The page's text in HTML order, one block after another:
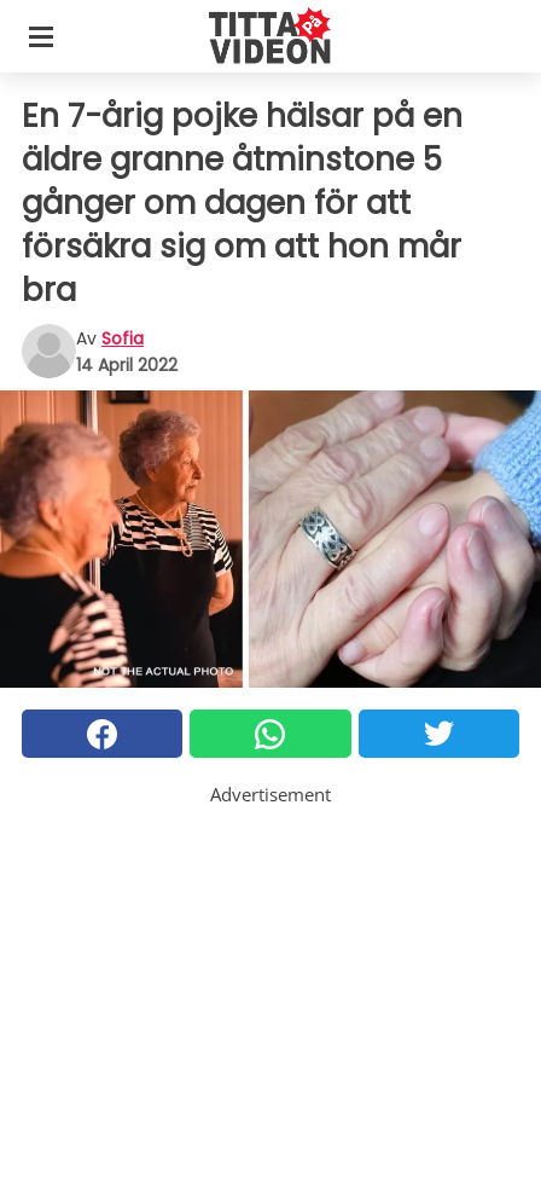
En 7-årig pojke hälsar på en
äldre granne åtminstone 5
gånger om dagen för att
försäkra sig om att hon mår
bra
Av Sofia
14 April 2022
Advertisement